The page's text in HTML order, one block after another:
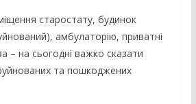
старостату, будинок
амбулаторію, приватні
– на сьогодні важко сказати
та пошкоджених